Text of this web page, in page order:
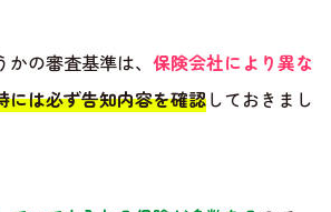
の審査基準は、 保険会社により異な
には必ず告知内容を確認しておきまし